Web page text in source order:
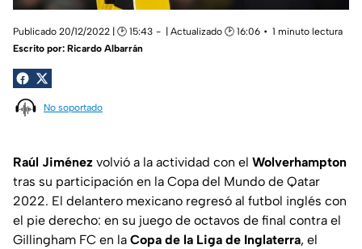
Publicado 20/12/2022 | 🕑 15:43 | Actualizado 🕑 16:06
1 minuto lectura
Escrito por: Ricardo Albarrán
No soportado
Raúl Jiménez volvió a la actividad con el Wolverhampton
tras su participación en la Copa del Mundo de Qatar
2022. El delantero mexicano regresó al futbol inglés con
el pie derecho: en su juego de octavos de final contra el
Gillingham FC en la Copa de la Liga de Inglaterra, el